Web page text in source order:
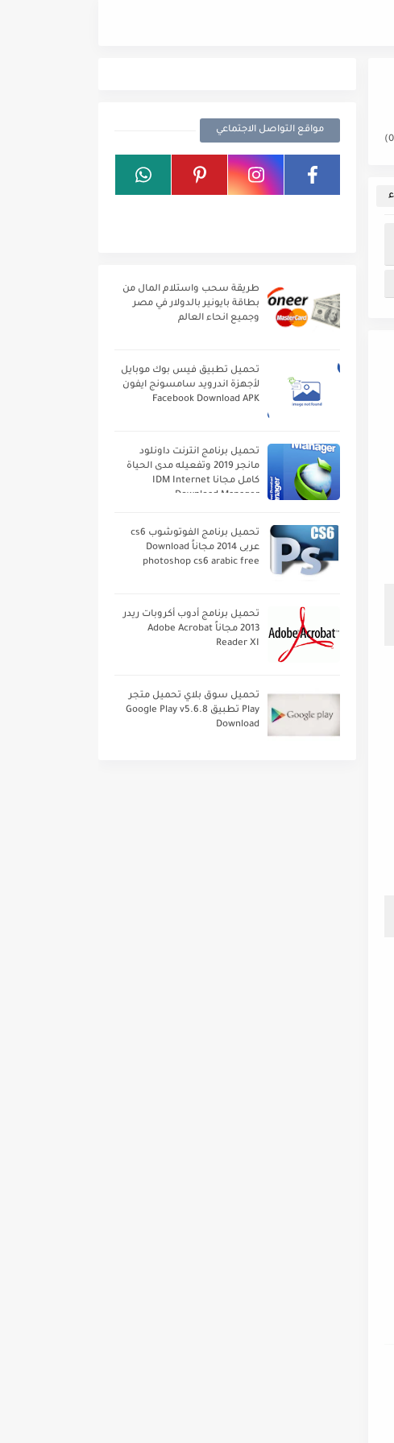
مواقع التواصل الاجتماعي
طريقة سحب واستلام المال من
بطاقة بايونير بالدولار في مصر
وجميع انحاء العالم
تحميل تطبيق فيس بوك موبايل
لأجهزة اندرويد سامسونج ايفون
Facebook Download APK
تحميل برنامج انترنت داونلود
مانجر 2019 وتفعيله مدى الحياة
كامل مجانا IDM Internet
Download Manager
تحميل برنامج الفوتوشوب cs6
عربى 2014 مجاناً Download
photoshop cs6 arabic free
تحميل برنامج أدوب أكروبات ريدر
2013 مجاناً Adobe Acrobat
Reader XI
تحميل سوق بلاي تحميل متجر
Play تطبيق Google Play v5.6.8
Download